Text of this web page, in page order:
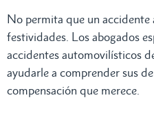
No permita que un
festividades. Los abogados
accidentes automovilísticos
ayudarle a comprender sus
compensación que merece.